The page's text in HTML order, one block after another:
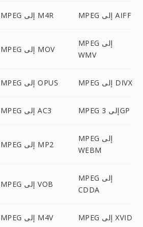
MPEG إلى M4R MPEG إلى AIFF
MPEG إلى MOV
MPEG إلى
WMV
MPEG إلى OPUS MPEG إلى DIVX
MPEG إلى AC3 MPEG إلى 3GP
MPEG إلى MP2
MPEG إلى
WEBM
MPEG إلى VOB
MPEG إلى
CDDA
MPEG إلى M4V MPEG إلى XVID